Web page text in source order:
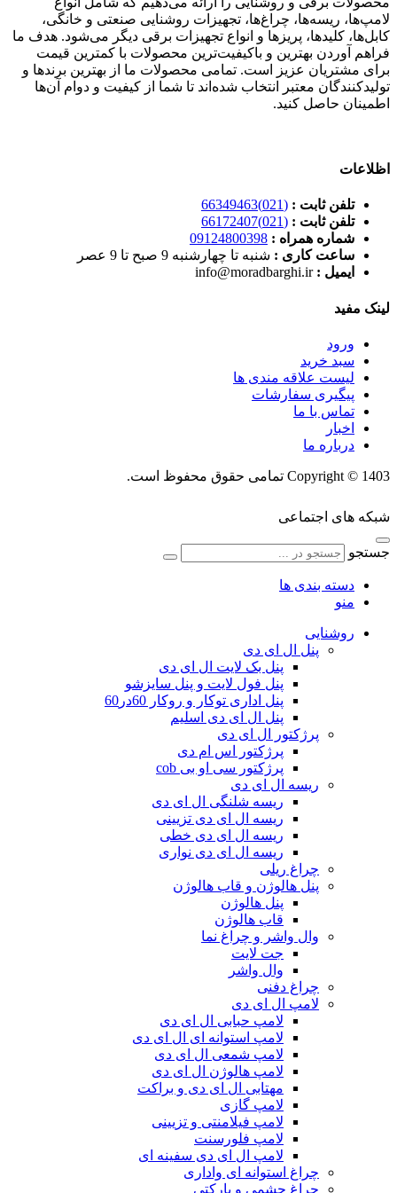
لامپ‌ها، ریسه‌ها، چراغ‌ها، تجهیزات روشنایی صنعتی و خانگی،
کابل‌ها، کلیدها، پریزها و انواع تجهیزات برقی دیگر می‌شود. هدف ما
فراهم آوردن بهترین و باکیفیت‌ترین محصولات با کمترین قیمت‌
برای مشتریان عزیز است. تمامی محصولات ما از بهترین برندها و
تولیدکنندگان معتبر انتخاب شده‌اند تا شما از کیفیت و دوام آن‌ها
اطمینان حاصل کنید.
اظلاعات
تلفن ثابت : (021)66349463
تلفن ثابت : (021)66172407
شماره همراه : 09124800398
ساعت کاری : شنبه تا چهارشنبه 9 صبح تا 9 عصر
ایمیل :info@moradbarghi.ir
لینک مفید
ورود
سبد خرید
لیست علاقه مندی ها
پیگیری سفارشات
تماس با ما
اخبار
درباره ما
Copyright © 1403 تمامی حقوق محفوظ است.
شبکه های اجتماعی
جستجو
دسته بندی ها
منو
روشنایی
پنل ال ای دی
پنل بک لایت ال ای دی
پنل فول لایت و پنل سایزشو
پنل اداری توکار و روکار 60در60
پنل ال ای دی اسلیم
پرژکتور ال ای دی
پرژکتور اس ام دی
پرژکتور سی او بی cob
ریسه ال ای دی
ریسه شلنگی ال ای دی
ریسه ال ای دی تزیینی
ریسه ال ای دی خطی
ریسه ال ای دی نواری
چراغ ریلی
پنل هالوژن و قاب هالوژن
پنل هالوژن
قاب هالوژن
وال واشر و چراغ نما
جت لایت
وال واشر
چراغ دفنی
لامپ ال ای دی
لامپ حبابی ال ای دی
لامپ استوانه ای ال ای دی
لامپ شمعی ال ای دی
لامپ هالوژن ال ای دی
مهتابی ال ای دی و براکت
لامپ گازی
لامپ فیلامنتی و تزیینی
لامپ فلورسنت
لامپ ال ای دی سفینه ای
چراغ استوانه ای واداری
چراغ چشمی و پارکتی